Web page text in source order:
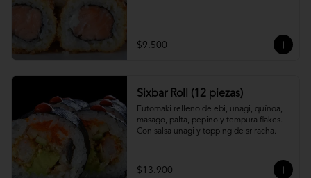
$9.500
Sixbar Roll (12 piezas)
Futomaki relleno de ebi, unagi, quínoa,
masago, palta, pepino y tempura flakes.
Con salsa unagi y topping de sriracha.
$13.900